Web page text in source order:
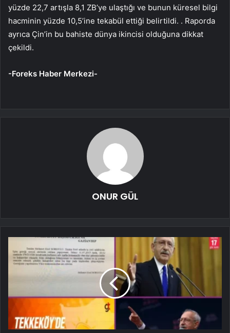
yüzde 22,7 artışla 8,1 ZB’ye ulaştığı ve bunun küresel bilgi
hacminin yüzde 10,5’ine tekabül ettiği belirtildi. . Raporda
ayrıca Çin’in bu bahiste dünya ikincisi olduğuna dikkat
çekildi.
-Foreks Haber Merkezi-
ONUR GÜL